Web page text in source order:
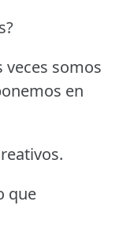
veces somos
en
que